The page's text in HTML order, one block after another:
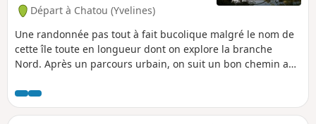
Départ à Chatou (Yvelines)
Une randonnée pas tout à fait bucolique malgré le nom de
cette île toute en longueur dont on explore la branche
Nord. Après un parcours urbain, on suit un bon chemin au
points de vue sur la Seine, surtout dans la partie urbaine.